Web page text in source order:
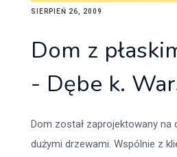
SIERPIEŃ 26, 2009
Dom z
- Dębe k.
Dom został zaprojektowany na
dużymi drzewami. Wspólnie z